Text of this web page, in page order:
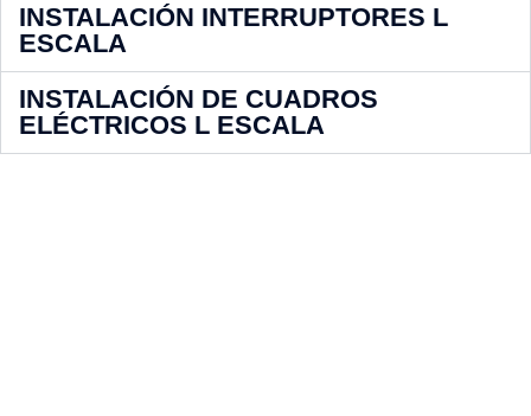
INSTALACIÓN INTERRUPTORES L
ESCALA
INSTALACIÓN DE CUADROS
ELÉCTRICOS L ESCALA